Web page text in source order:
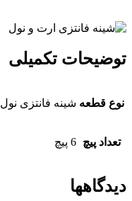
توضیحات تکمیلی
نوع قطعه شینه فانتزی نول
تعداد پیچ 6 پیچ
دیدگاهها